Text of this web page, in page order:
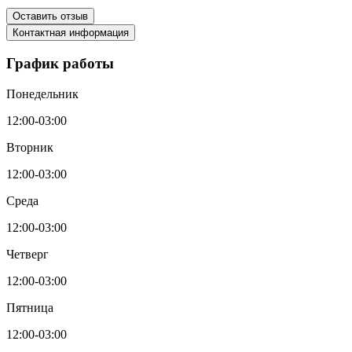
Оставить отзыв
Контактная информация
График работы
Понедельник
12:00-03:00
Вторник
12:00-03:00
Среда
12:00-03:00
Четверг
12:00-03:00
Пятница
12:00-03:00